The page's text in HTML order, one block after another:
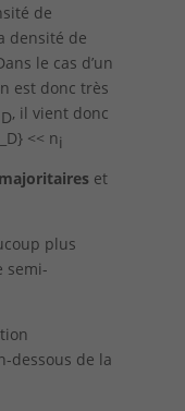
de
densité de
le cas d’un
est donc très
D, il vient donc
<< ni
et
plus
semi-
dessous de la